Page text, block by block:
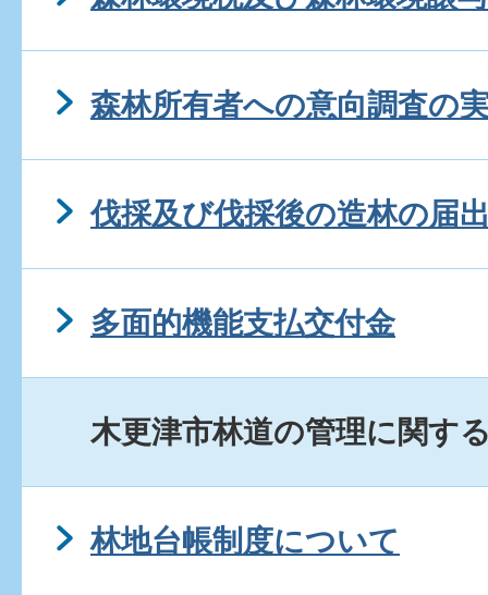
森林所有者への意向調査の
伐採及び伐採後の造林の届
多面的機能支払交付金
木更津市林道の管理に関す
林地台帳制度について